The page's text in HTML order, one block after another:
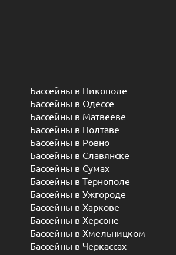
Бассейны в Никополе
Бассейны в Одессе
Бассейны в Матвееве
Бассейны в Полтаве
Бассейны в Ровно
Бассейны в Славянске
Бассейны в Сумах
Бассейны в Тернополе
Бассейны в Ужгороде
Бассейны в Харкове
Бассейны в Херсоне
Бассейны в Хмельницком
Бассейны в Черкассах